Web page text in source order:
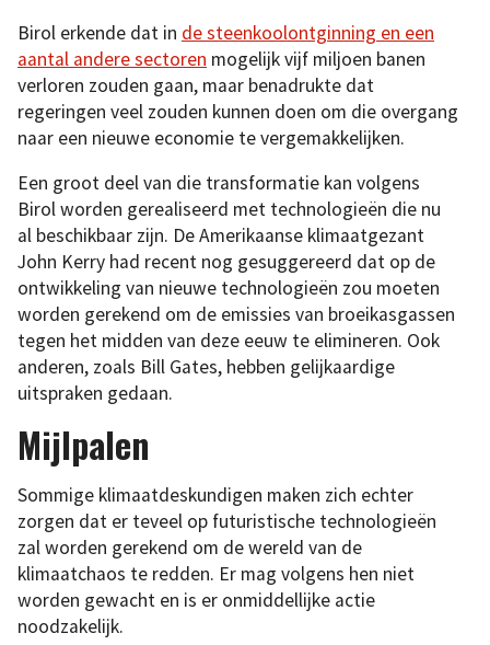
Birol erkende dat in de steenkoolontginning en een
aantal andere sectoren mogelijk vijf miljoen banen
verloren zouden gaan, maar benadrukte dat
regeringen veel zouden kunnen doen om die overgang
naar een nieuwe economie te vergemakkelijken.
Een groot deel van die transformatie kan volgens
Birol worden gerealiseerd met technologieën die nu
al beschikbaar zijn. De Amerikaanse klimaatgezant
John Kerry had recent nog gesuggereerd dat op de
ontwikkeling van nieuwe technologieën zou moeten
worden gerekend om de emissies van broeikasgassen
tegen het midden van deze eeuw te elimineren. Ook
anderen, zoals Bill Gates, hebben gelijkaardige
uitspraken gedaan.
Mijlpalen
Sommige klimaatdeskundigen maken zich echter
zorgen dat er teveel op futuristische technologieën
zal worden gerekend om de wereld van de
klimaatchaos te redden. Er mag volgens hen niet
worden gewacht en is er onmiddellijke actie
noodzakelijk.